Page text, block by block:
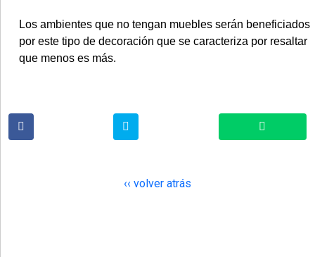
Los ambientes que no tengan muebles serán beneficiados
por este tipo de decoración que se caracteriza por resaltar
que menos es más.
‹‹ volver atrás